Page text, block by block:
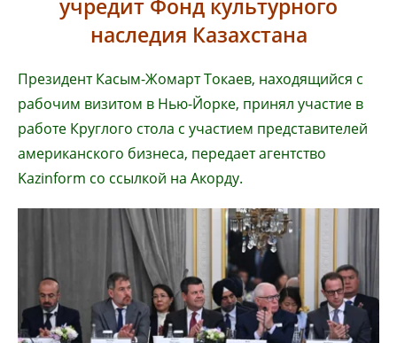
учредит Фонд культурного
наследия Казахстана
Президент Касым-Жомарт Токаев, находящийся с
рабочим визитом в Нью-Йорке, принял участие в
работе Круглого стола с участием представителей
американского бизнеса, передает агентство
Kazinform со ссылкой на Акорду.